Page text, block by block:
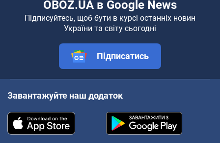
OBOZ.UA в Google News
Підписуйтесь, щоб бути в курсі останніх новин
України та світу сьогодні
Підписатись
Завантажуйте наш додаток